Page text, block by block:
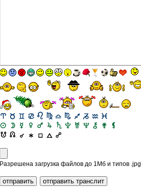
Разрешена загрузка файлов до 1Мб и типов